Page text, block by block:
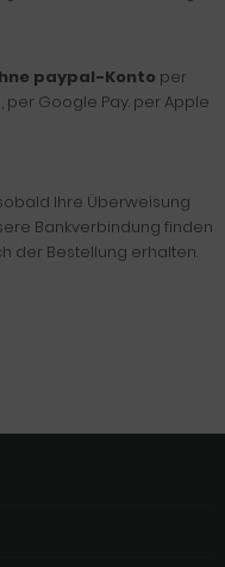
paypal-Konto per
per Google Pay. per Apple
Ihre Überweisung
Bankverbindung finden
der Bestellung erhalten.